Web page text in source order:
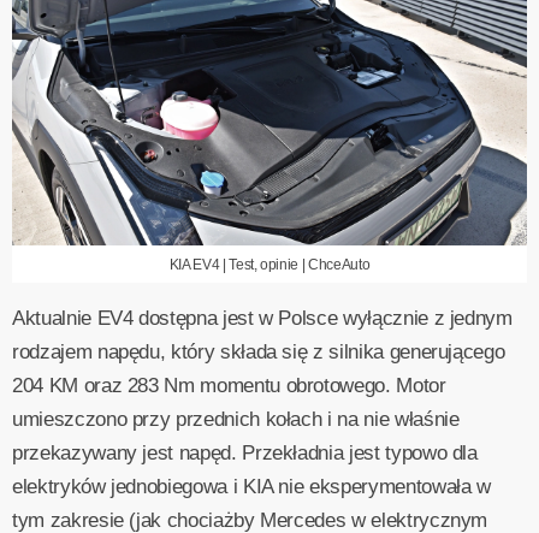
KIA EV4 | Test, opinie | ChceAuto
Aktualnie EV4 dostępna jest w Polsce wyłącznie z jednym
rodzajem napędu, który składa się z silnika generującego
204 KM oraz 283 Nm momentu obrotowego. Motor
umieszczono przy przednich kołach i na nie właśnie
przekazywany jest napęd. Przekładnia jest typowo dla
elektryków jednobiegowa i KIA nie eksperymentowała w
tym zakresie (jak chociażby Mercedes w elektrycznym